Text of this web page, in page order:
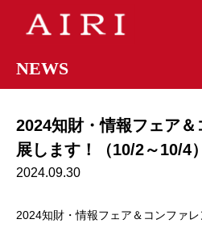
NEWS
2024知財・情報フェア＆
展します！（10/2～10/4）
2024.09.30
2024知財・情報フェア＆コンファレ